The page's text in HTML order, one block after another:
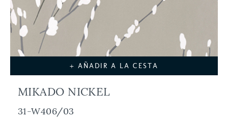
+ AÑADIR A LA CESTA
MIKADO NICKEL
31-W406/03